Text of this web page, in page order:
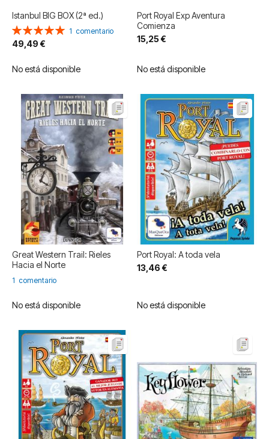
Istanbul BIG BOX (2ª ed.)
Valoración:
100%
1 comentario
49,49 €
No está disponible
Port Royal Exp Aventura
Comienza
15,25 €
No está disponible
Great Western Trail: Rieles
Hacia el Norte
1 comentario
No está disponible
Port Royal: A toda vela
13,46 €
No está disponible